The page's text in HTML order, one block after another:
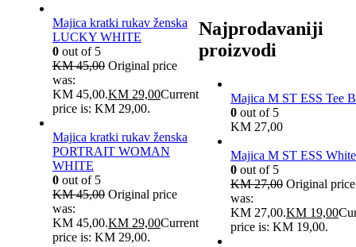
Majica kratki rukav ženska
LUCKY WHITE
0out of 5
KM45,00 Original price
was:
KM 45,00.KM29,00Current
price is: KM 29,00.
Majica kratki rukav ženska
PORTRAIT WOMAN
WHITE
0out of 5
KM45,00 Original price
was:
KM 45,00.KM29,00Current
price is: KM 29,00.
Najprodavaniji
proizvodi
Majica M ST ESS Tee
0out of 5
KM27,00
Majica M ST ESS White
0out of 5
KM27,00 Original price
was:
KM 27,00.KM19,00
price is: KM 19,00.